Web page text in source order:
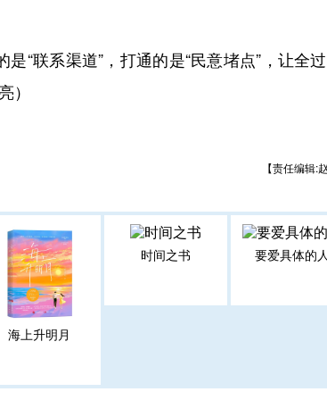
联系渠道”，打通的是“民意堵点”，让全过
）
【责任编辑:
海上升明月
时间之书 要爱具体的人